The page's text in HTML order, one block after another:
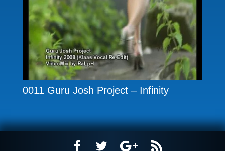
0011 Guru Josh Project – Infinity